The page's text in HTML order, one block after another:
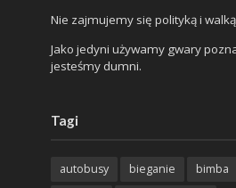
Nie zajmujemy się polityką i walką
Jako jedyni używamy gwary
jesteśmy dumni.
Tagi
autobusy bieganie bimba